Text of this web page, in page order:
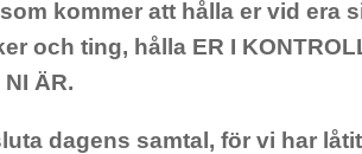
kommer att hålla er vid era
och ting, hålla ER I
ÄR.
dagens samtal, för vi har